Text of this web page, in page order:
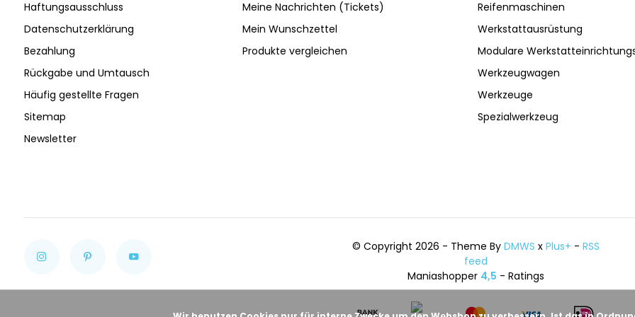
Haftungsausschluss
Datenschutzerklärung
Bezahlung
Rückgabe und Umtausch
Häufig gestellte Fragen
Sitemap
Newsletter
Meine Nachrichten (Tickets)
Mein Wunschzettel
Produkte vergleichen
Reifenmaschinen
Werkstattausrüstung
Modulare
Werkzeugwagen
Werkzeuge
Spezialwerkzeug
© Copyright 2026 - Theme ByDMWS xPlus+ -RSS
feed
Maniashopper 4,5 - Ratings